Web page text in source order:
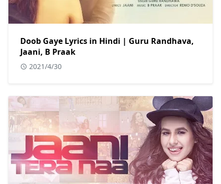
Doob Gaye Lyrics in Hindi | Guru Randhava,
Jaani, B Praak
2021/4/30